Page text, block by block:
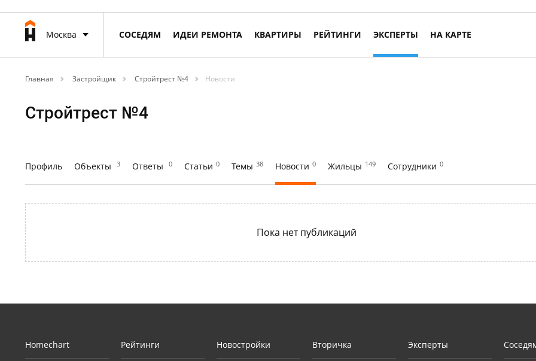
Москва СОСЕДЯМ ИДЕИ РЕМОНТА КВАРТИРЫ РЕЙТИНГИ ЭКСПЕРТЫ НА КАРТЕ
Главная Застройщик Стройтрест №4 Новости
Стройтрест №4
Профиль Объекты 3 Ответы 0 Статьи 0 Темы 38 Новости 0 Жильцы 149 Сотрудники 0
Пока нет публикаций
Homechart Рейтинги Новостройки Вторичка Эксперты